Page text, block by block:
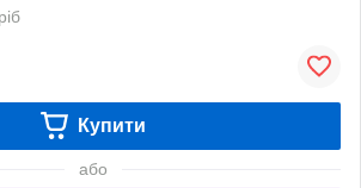
Купити
або